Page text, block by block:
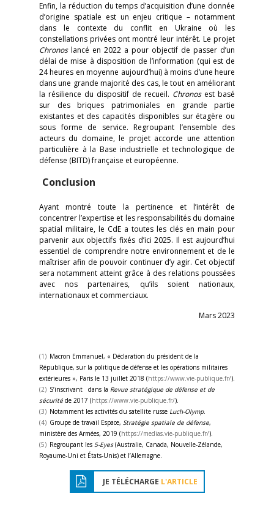
Enfin, la réduction du temps d’acquisition d’une donnée
d’origine spatiale est un enjeu critique – notamment
dans le contexte du conflit en Ukraine où les
constellations privées ont montré leur intérêt. Le projet
Chronos lancé en 2022 a pour objectif de passer d’un
délai de mise à disposition de l’information (qui est de
24 heures en moyenne aujourd’hui) à moins d’une heure
dans une grande majorité des cas, le tout en améliorant
la résilience du dispositif de recueil. Chronos est basé
sur des briques patrimoniales en grande partie
existantes et des capacités disponibles sur étagère ou
sous forme de service. Regroupant l’ensemble des
acteurs du domaine, le projet accorde une attention
particulière à la Base industrielle et technologique de
défense (BITD) française et européenne.
Conclusion
Ayant montré toute la pertinence et l’intérêt de
concentrer l’expertise et les responsabilités du domaine
spatial militaire, le CdE a toutes les clés en main pour
parvenir aux objectifs fixés d’ici 2025. Il est aujourd’hui
essentiel de comprendre notre environnement et de le
maîtriser afin de pouvoir continuer d’y agir. Cet objectif
sera notamment atteint grâce à des relations poussées
avec nos partenaires, qu’ils soient nationaux,
internationaux et commerciaux.
Mars 2023
(1) Macron Emmanuel, « Déclaration du président de la
République, sur la politique de défense et les opérations militaires
extérieures », Paris le 13 juillet 2018 (https://www.vie-publique.fr/).
(2) S’inscrivant dans la Revue stratégique de défense et de
sécurité de 2017 (https://www.vie-publique.fr/).
(3) Notamment les activités du satellite russe Luch-Olymp.
(4) Groupe de travail Espace, Stratégie spatiale de défense,
ministère des Armées, 2019 (https://medias.vie-publique.fr/).
(5) Regroupant les 5-Eyes(Australie, Canada, Nouvelle-Zélande,
Royaume-Uni et États-Unis) et l’Allemagne.
JE TÉLÉCHARGE L'ARTICLE